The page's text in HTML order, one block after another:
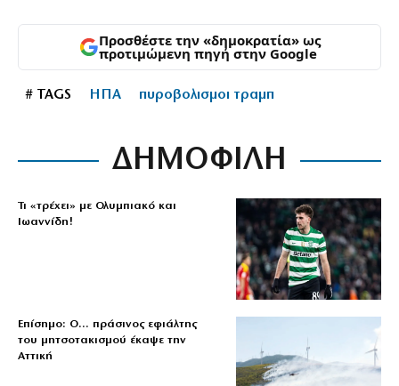
Προσθέστε την «δημοκρατία» ως
προτιμώμενη πηγή στην Google
# TAGS ΗΠΑ πυροβολισμοι τραμπ
ΔΗΜΟΦΙΛΗ
Τι «τρέχει» με Ολυμπιακό και
Ιωαννίδη!
Επίσημο: Ο… πράσινος εφιάλτης
του μητσοτακισμού έκαψε την
Αττική